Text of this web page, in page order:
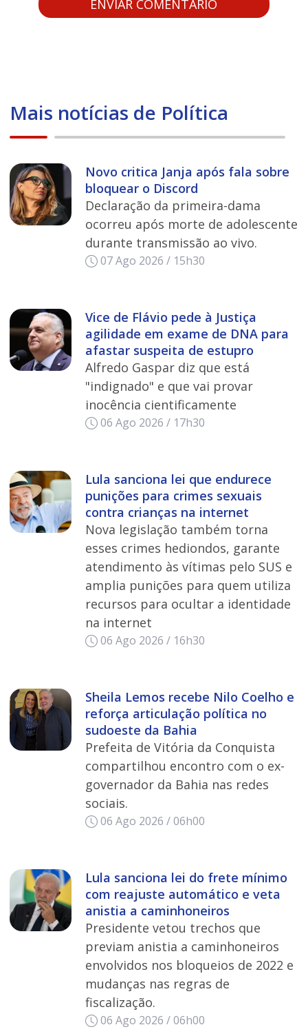
Mais notícias de Política
Novo critica Janja após fala sobre
bloquear o Discord
Declaração da primeira-dama
ocorreu após morte de adolescente
durante transmissão ao vivo.
07 Ago 2026 / 15h30
Vice de Flávio pede à Justiça
agilidade em exame de DNA para
afastar suspeita de estupro
Alfredo Gaspar diz que está
"indignado" e que vai provar
inocência cientificamente
06 Ago 2026 / 17h30
Lula sanciona lei que endurece
punições para crimes sexuais
contra crianças na internet
Nova legislação também torna
esses crimes hediondos, garante
atendimento às vítimas pelo SUS e
amplia punições para quem utiliza
recursos para ocultar a identidade
na internet
06 Ago 2026 / 16h30
Sheila Lemos recebe Nilo Coelho e
reforça articulação política no
sudoeste da Bahia
Prefeita de Vitória da Conquista
compartilhou encontro com o ex-
governador da Bahia nas redes
sociais.
06 Ago 2026 / 06h00
Lula sanciona lei do frete mínimo
com reajuste automático e veta
anistia a caminhoneiros
Presidente vetou trechos que
previam anistia a caminhoneiros
envolvidos nos bloqueios de 2022 e
mudanças nas regras de
fiscalização.
06 Ago 2026 / 06h00